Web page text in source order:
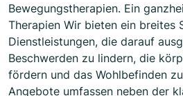
Bewegungstherapien. Ein
Therapien Wir bieten ein breites
Dienstleistungen, die darauf
Beschwerden zu lindern, die
fördern und das Wohlbefinden
Angebote umfassen neben der